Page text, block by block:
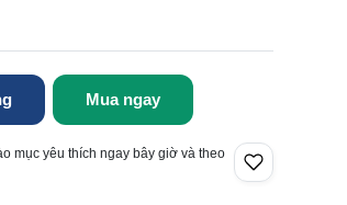
Mua ngay
mục yêu thích ngay bây giờ và theo